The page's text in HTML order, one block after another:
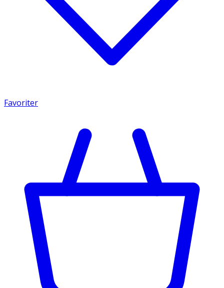
Favoriter